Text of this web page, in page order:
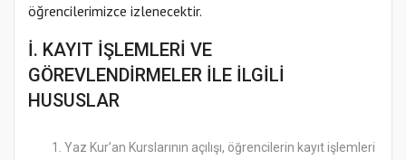
öğrencilerimizce izlenecektir.
İ. KAYIT İŞLEMLERİ VE
GÖREVLENDİRMELER İLE İLGİLİ
HUSUSLAR
Yaz Kur’an Kurslarının açılışı, öğrencilerin kayıt işlemleri